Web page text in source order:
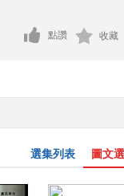
點讚 收藏
圖文
選集列表